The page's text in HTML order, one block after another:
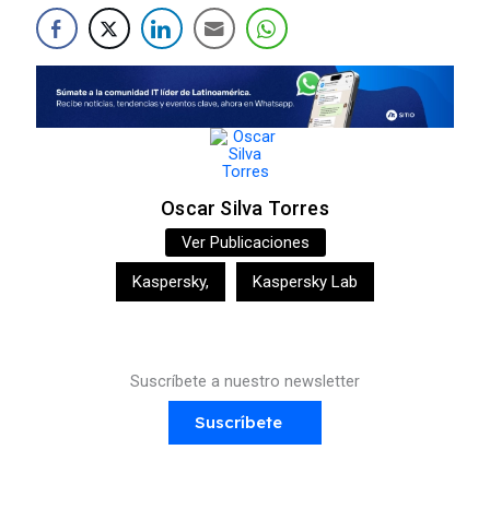
Oscar Silva Torres
Ver Publicaciones
Kaspersky, Kaspersky Lab
Suscríbete a nuestro newsletter
Suscríbete